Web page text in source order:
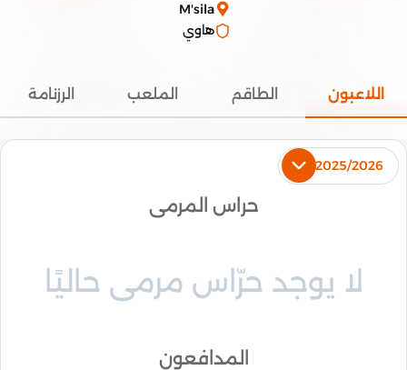
M'sila
هاوي
اللاعبون الطاقم الملعب الرزنامة
2025/2026
حراس المرمى
لا يوجد حرّاس مرمى حاليًا
المدافعون